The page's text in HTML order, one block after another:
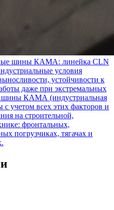
шины КАМА: линейка CLN
условия
устойчивости к
даже при экстремальных
шины КАМА (индустриальная
учетом всех этих факторов и
на строительной,
фронтальных,
погрузчиках, тягачах и